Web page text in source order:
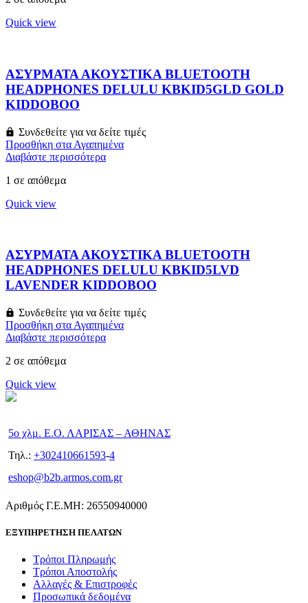
Quick view
ΑΣΥΡΜΑΤΑ ΑΚΟΥΣΤΙΚΑ BLUETOOTH
HEADPHONES DELULU KBKID5GLD GOLD
KIDDOBOO
Συνδεθείτε για να δείτε τιμές
Προσθήκη στα Αγαπημένα
Διαβάστε περισσότερα
1 σε απόθεμα
Quick view
ΑΣΥΡΜΑΤΑ ΑΚΟΥΣΤΙΚΑ BLUETOOTH
HEADPHONES DELULU KBKID5LVD
LAVENDER KIDDOBOO
Συνδεθείτε για να δείτε τιμές
Προσθήκη στα Αγαπημένα
Διαβάστε περισσότερα
2 σε απόθεμα
Quick view
5ο χλμ. Ε.Ο. ΛΑΡΙΣΑΣ – ΑΘΗΝΑΣ
Τηλ.: +302410661593-4
eshop@b2b.armos.com.gr
Αριθμός Γ.Ε.ΜΗ: 26550940000
ΕΞΥΠΗΡΕΤΗΣΗ ΠΕΛΑΤΩΝ
Τρόποι Πληρωμής
Τρόποι Αποστολής
Αλλαγές & Επιστροφές
Προσωπικά δεδομένα